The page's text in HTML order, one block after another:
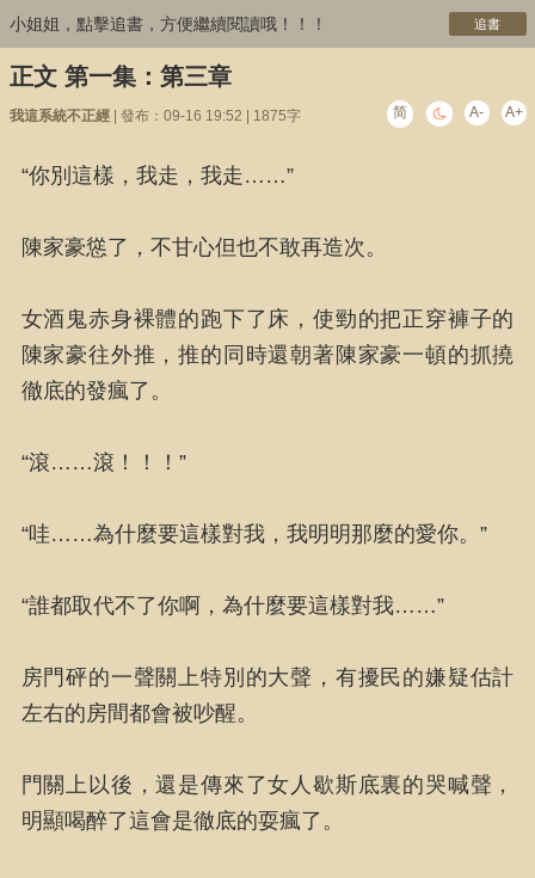
小姐姐，點擊追書，方便繼續閱讀哦！！！ 追書
正文 第一集：第三章
我這系統不正經| 發布：09-16 19:52 | 1875字 简 A- A+
“你別這樣，我走，我走……”
陳家豪慫了，不甘心但也不敢再造次。
女酒鬼赤身裸體的跑下了床，使勁的把正穿褲子的
陳家豪往外推，推的同時還朝著陳家豪一頓的抓撓
徹底的發瘋了。
“滾……滾！！！”
“哇……為什麼要這樣對我，我明明那麼的愛你。”
“誰都取代不了你啊，為什麼要這樣對我……”
房門砰的一聲關上特別的大聲，有擾民的嫌疑估計
左右的房間都會被吵醒。
門關上以後，還是傳來了女人歇斯底裏的哭喊聲，
明顯喝醉了這會是徹底的耍瘋了。